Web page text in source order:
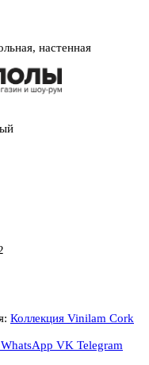
настенная
Коллекция Vinilam Cork
WhatsApp VK Telegram